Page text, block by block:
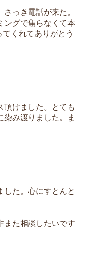
っき電話が来た。
ングで焦らなくて本
くれてありがとう
頂けました。とても
み渡りました。ま
した。心にすとんと
また相談したいです